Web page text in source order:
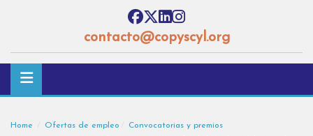
contacto@copyscyl.org
Home Ofertas de empleo
Convocatorias y premios